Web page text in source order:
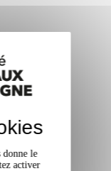
donne le
activer